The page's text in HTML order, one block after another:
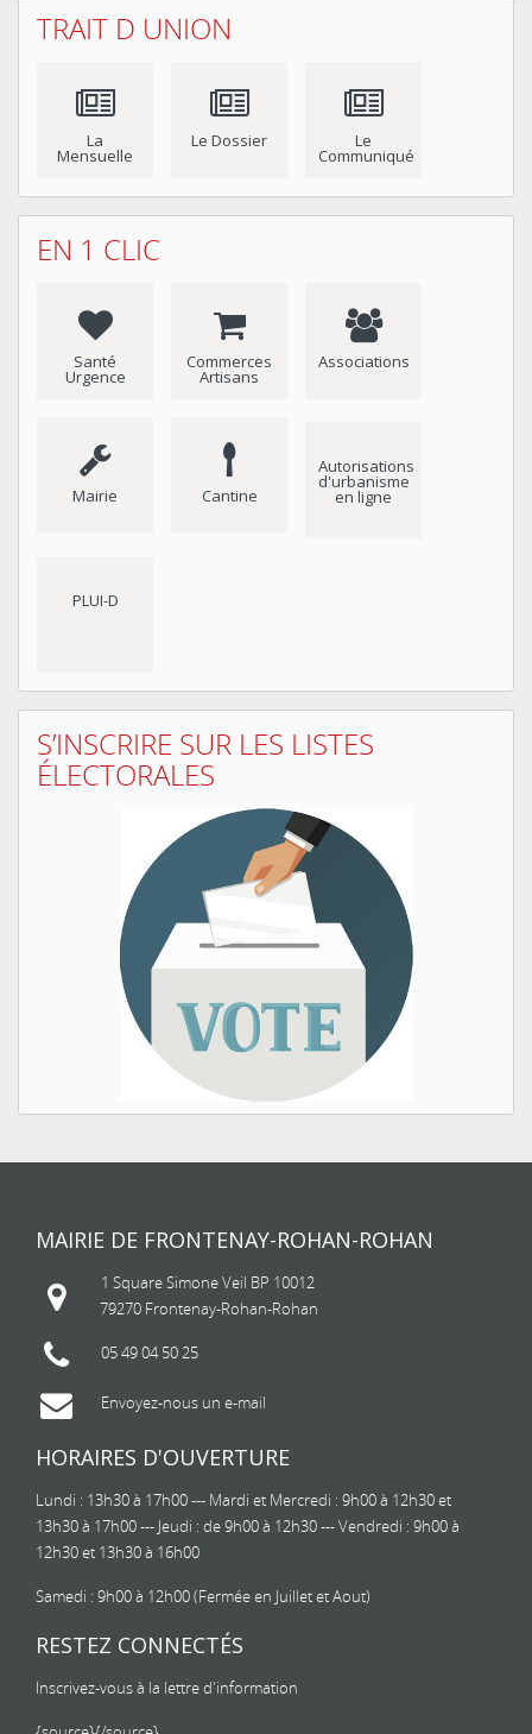
TRAIT D UNION
La
Mensuelle
Le Dossier Le
Communiqué
EN 1 CLIC
Santé
Urgence
Commerces
Artisans
Associations
Mairie Cantine
Autorisations
d'urbanisme
en ligne
PLUI-D
S’INSCRIRE SUR LES LISTES
ÉLECTORALES
MAIRIE DE FRONTENAY-ROHAN-ROHAN
1 Square Simone Veil BP 10012
79270 Frontenay-Rohan-Rohan
05 49 04 50 25
Envoyez-nous un e-mail
HORAIRES D'OUVERTURE
Lundi : 13h30 à 17h00 --- Mardi et Mercredi : 9h00 à 12h30 et
13h30 à 17h00 --- Jeudi : de 9h00 à 12h30 --- Vendredi : 9h00 à
12h30 et 13h30 à 16h00
Samedi : 9h00 à 12h00 (Fermée en Juillet et Aout)
RESTEZ CONNECTÉS
Inscrivez-vous à la lettre d'information